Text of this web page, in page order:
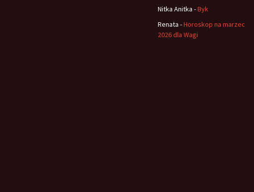
Nitka Anitka -Byk
Renata -Horoskop na marzec
2026 dla Wagi